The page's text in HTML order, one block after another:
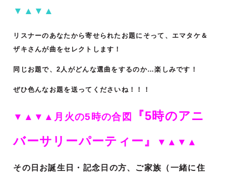
▼▲▼▲
リスナーのあなたから寄せられたお題にそって、エマタケ＆
ザキさんが曲をセレクトします！
同じお題で、2人がどんな選曲をするのか…楽しみです！
ぜひ色んなお題を送ってくださいね！！！
▼▲▼▲月火の5時の合図
『5時のアニ
バーサリーパーティー』
▼▲▼▲
その日お誕生日・記念日の方、ご家族（一緒に住